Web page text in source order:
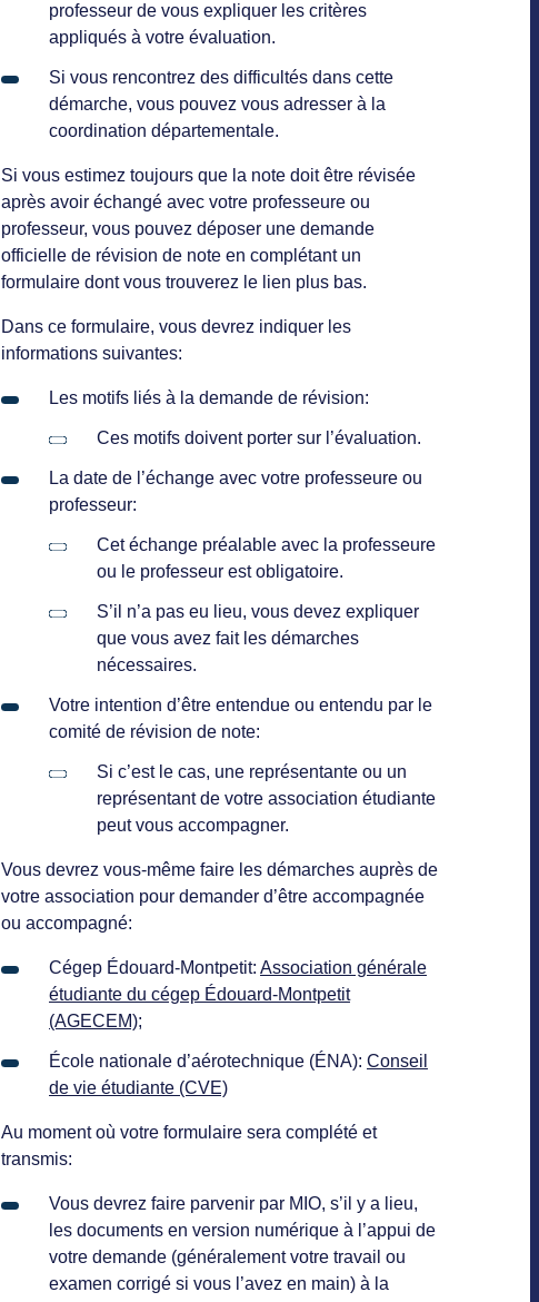
professeur de vous expliquer les critères
appliqués à votre évaluation.
Si vous rencontrez des difficultés dans cette
démarche, vous pouvez vous adresser à la
coordination départementale.
Si vous estimez toujours que la note doit être révisée
après avoir échangé avec votre professeure ou
professeur, vous pouvez déposer une demande
officielle de révision de note en complétant un
formulaire dont vous trouverez le lien plus bas.
Dans ce formulaire, vous devrez indiquer les
informations suivantes:
Les motifs liés à la demande de révision:
Ces motifs doivent porter sur l’évaluation.
La date de l’échange avec votre professeure ou
professeur:
Cet échange préalable avec la professeure
ou le professeur est obligatoire.
S’il n’a pas eu lieu, vous devez expliquer
que vous avez fait les démarches
nécessaires.
Votre intention d’être entendue ou entendu par le
comité de révision de note:
Si c’est le cas, une représentante ou un
représentant de votre association étudiante
peut vous accompagner.
Vous devrez vous-même faire les démarches auprès de
votre association pour demander d’être accompagnée
ou accompagné:
Cégep Édouard-Montpetit: Association générale
étudiante du cégep Édouard-Montpetit
(AGECEM);
École nationale d’aérotechnique (ÉNA): Conseil
de vie étudiante (CVE)
Au moment où votre formulaire sera complété et
transmis:
Vous devrez faire parvenir par MIO, s’il y a lieu,
les documents en version numérique à l’appui de
votre demande (généralement votre travail ou
examen corrigé si vous l’avez en main) à la